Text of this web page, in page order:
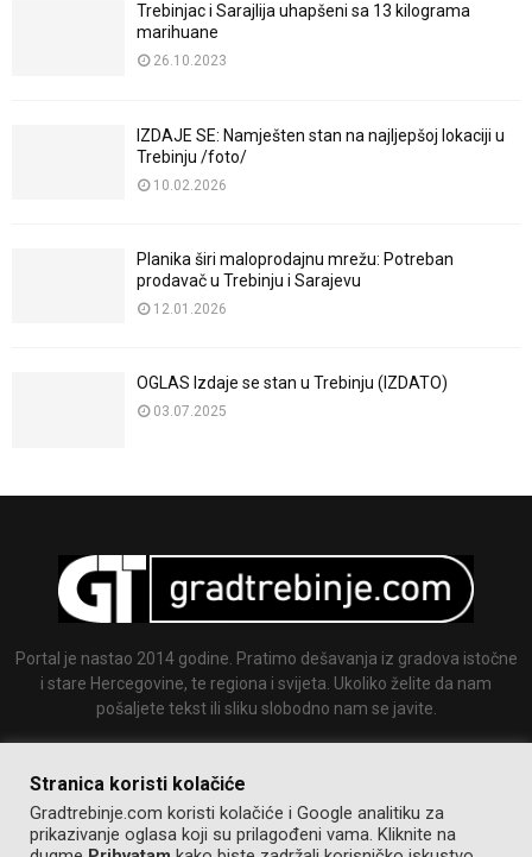
Trebinjac i Sarajlija uhapšeni sa 13 kilograma
marihuane
26.10.2023
IZDAJE SE: Namješten stan na najljepšoj lokaciji u
Trebinju /foto/
10.02.2026
Planika širi maloprodajnu mrežu: Potreban
prodavač u Trebinju i Sarajevu
12.01.2026
OGLAS Izdaje se stan u Trebinju (IZDATO)
03.07.2025
Portal je nastao 2014 godine. Pratimo dešavanja iz gradova istočne
i stare Hercegovine, te regiona i svijeta. Ukoliko želite da nam
pošaljete tekst ili sliku slobodno nam se javite.
Stranica koristi kolačiće
Gradtrebinje.com koristi kolačiće i Google analitiku za
prikazivanje oglasa koji su prilagođeni vama. Kliknite na